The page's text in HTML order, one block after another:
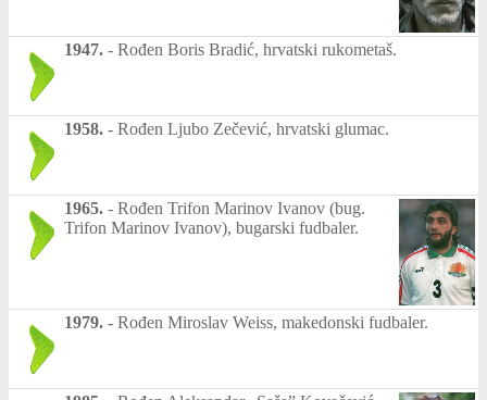
1947. - Rođen Boris Bradić, hrvatski rukometaš.
1958. - Rođen Ljubo Zečević, hrvatski glumac.
1965. - Rođen Trifon Marinov Ivanov (bug.
Trifon Marinov Ivanov), bugarski fudbaler.
1979. - Rođen Miroslav Weiss, makedonski fudbaler.